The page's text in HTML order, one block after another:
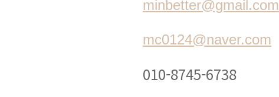
minbetter@gmail.com
mc0124@naver.com
010-8745-6738